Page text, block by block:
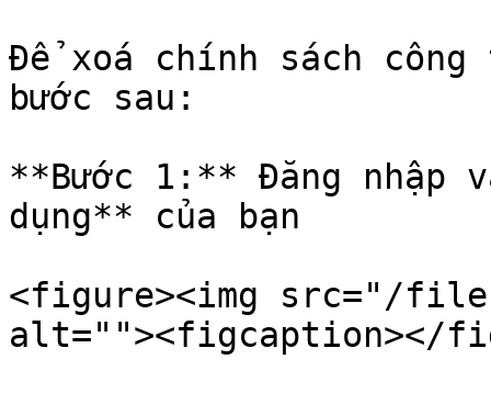
Để xoá chính sách
bước sau:
**Bước 1:** Đăng nhập
dụng** của bạn
<figure><img src="/files/
alt=""><figcaption></